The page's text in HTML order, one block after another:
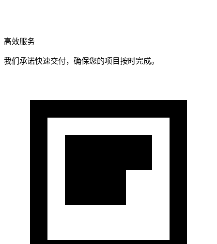
高效服务
我们承诺快速交付，确保您的项目按时完成。